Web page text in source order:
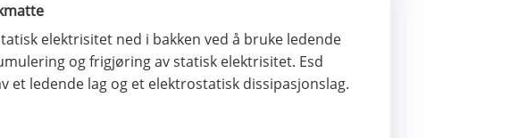
elektrisitet ned i bakken ved å bruke ledende
og frigjøring av statisk elektrisitet. Esd
et ledende lag og et elektrostatisk dissipasjonslag.